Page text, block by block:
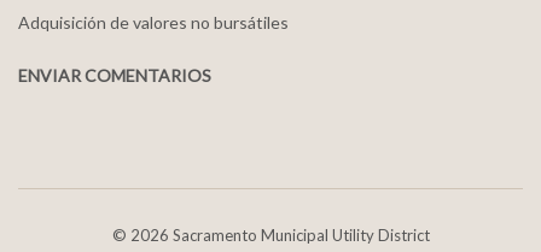
Adquisición de valores no bursátiles
ENVIAR COMENTARIOS
© 2026 Sacramento Municipal Utility District